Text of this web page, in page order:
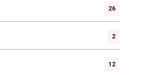
26
2
12